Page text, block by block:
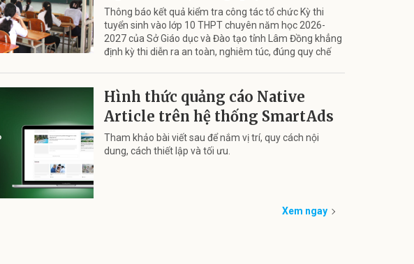
Thông báo kết quả kiểm tra công tác tổ chức Kỳ thi
tuyển sinh vào lớp 10 THPT chuyên năm học 2026-
2027 của Sở Giáo dục và Đào tạo tỉnh Lâm Đồng khẳng
định kỳ thi diễn ra an toàn, nghiêm túc, đúng quy chế
Hình thức quảng cáo Native
Article trên hệ thống SmartAds
Tham khảo bài viết sau để nắm vị trí, quy cách nội
dung, cách thiết lập và tối ưu.
Xem ngay